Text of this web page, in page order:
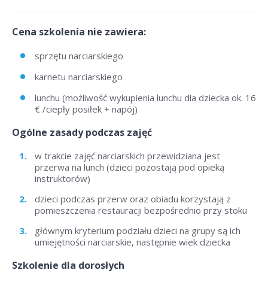
Cena szkolenia nie zawiera:
sprzętu narciarskiego
karnetu narciarskiego
lunchu (możliwość wykupienia lunchu dla dziecka ok. 16
€ /ciepły posiłek + napój)
Ogólne zasady podczas zajęć
w trakcie zajęć narciarskich przewidziana jest
przerwa na lunch (dzieci pozostają pod opieką
instruktorów)
dzieci podczas przerw oraz obiadu korzystają z
pomieszczenia restauracji bezpośrednio przy stoku
głównym kryterium podziału dzieci na grupy są ich
umiejętności narciarskie, następnie wiek dziecka
Szkolenie dla dorosłych